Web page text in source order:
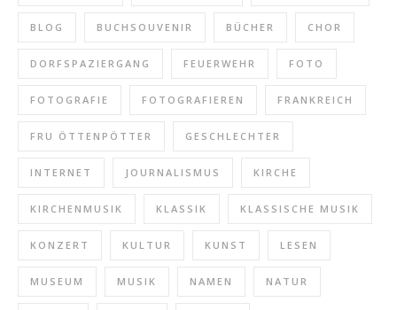
BLOG BUCHSOUVENIR BÜCHER CHOR
DORFSPAZIERGANG FEUERWEHR FOTO
FOTOGRAFIE FOTOGRAFIEREN FRANKREICH
FRU ÖTTENPÖTTER GESCHLECHTER
INTERNET JOURNALISMUS KIRCHE
KIRCHENMUSIK KLASSIK KLASSISCHE MUSIK
KONZERT KULTUR KUNST LESEN
MUSEUM MUSIK NAMEN NATUR